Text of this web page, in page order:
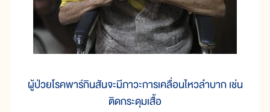
ผู้ป่วยโรคพาร์กินสันจะมีภาวะการเคลื่อนไหวลำบาก เช่น
ติดกระดุมเสื้อ